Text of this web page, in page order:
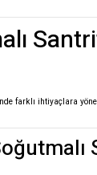
farklı ihtiyaçlara